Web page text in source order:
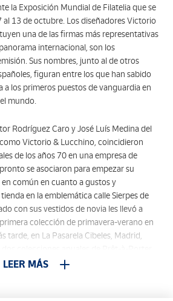
la Exposición Mundial de Filatelia que se
al 13 de octubre. Los diseñadores Victorio
una de las firmas más representativas
internacional, son los
Sus nombres, junto al de otros
figuran entre los que han sabido
a los primeros puestos de vanguardia en
mundo.
Rodríguez Caro y José Luís Medina del
Victorio & Lucchino, coincidieron
de los años 70 en una empresa de
se asociaron para empezar su
común en cuanto a gustos y
en la emblemática calle Sierpes de
con sus vestidos de novia les llevó a
colección de primavera-verano en
tarde, en La Pasarela Cibeles, Madrid,
han estado presentes en los grandes
LEER MÁS